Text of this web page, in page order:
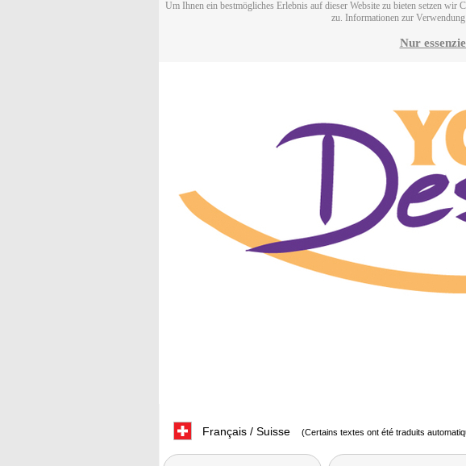
Um Ihnen ein bestmögliches Erlebnis auf dieser Website zu bieten setzen
zu. Informationen zur
Nur
Français / Suisse (Certains textes ont été traduits